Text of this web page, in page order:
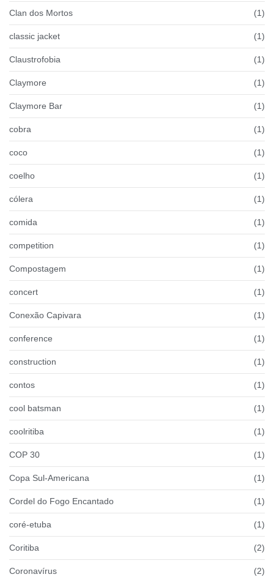
Clan dos Mortos (1)
classic jacket (1)
Claustrofobia (1)
Claymore (1)
Claymore Bar (1)
cobra (1)
coco (1)
coelho (1)
cólera (1)
comida (1)
competition (1)
Compostagem (1)
concert (1)
Conexão Capivara (1)
conference (1)
construction (1)
contos (1)
cool batsman (1)
coolritiba (1)
COP 30 (1)
Copa Sul-Americana (1)
Cordel do Fogo Encantado (1)
coré-etuba (1)
Coritiba (2)
Coronavírus (2)